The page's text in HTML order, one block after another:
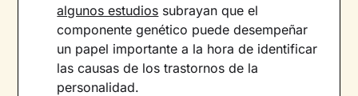
algunos estudios subrayan que el
componente genético puede desempeñar
un papel importante a la hora de identificar
las causas de los trastornos de la
personalidad.